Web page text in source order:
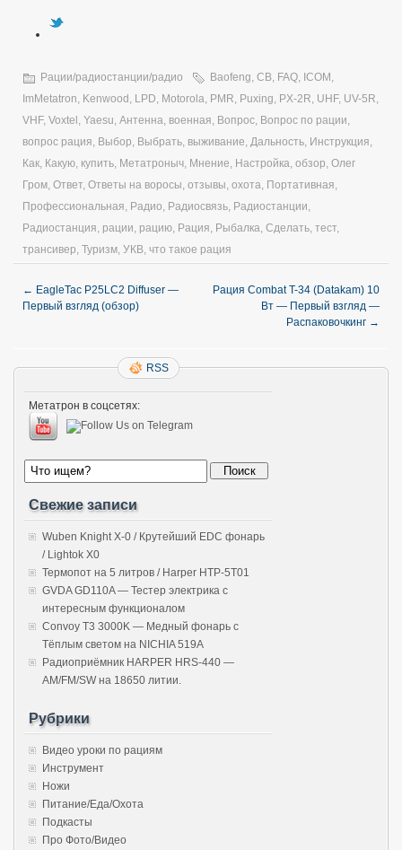
Рации/радиостанции/радио Baofeng CB FAQ ICOM
ImMetatron Kenwood LPD Motorola PMR Puxing PX-2R UHF, UV-5R
VHF, Voxtel Yaesu Антенна военная Вопрос Вопрос по рации
вопрос рация Выбор Выбрать выживание Дальность Инструкция
Как Какую купить Метатроныч Мнение Настройка обзор Олег
Гром Ответ Ответы на воросы отзывы охота Портативная
Профессиональная Радио Радиосвязь Радиостанции
Радиостанция рации рацию Рация Рыбалка Сделать тест
трансивер Туризм УКВ что такое рация
← EagleTac P25LC2 Diffuser —
Первый взгляд (обзор)
Рация Combat T-34 (Datakam) 10
Вт — Первый взгляд —
Распаковочкинг →
RSS
Метатрон в соцсетях:
Свежие записи
Wuben Knight X-0 / Крутейший EDC фонарь
/ Lightok X0
Термопот на 5 литров / Harper HTP-5T01
GVDA GD110A — Тестер электрика с
интересным функционалом
Convoy T3 3000K — Медный фонарь с
Тёплым светом на NICHIA 519A
Радиоприёмник HARPER HRS-440 —
AM/FM/SW на 18650 литии.
Рубрики
Видео уроки по рациям
Инструмент
Ножи
Питание/Еда/Охота
Подкасты
Про Фото/Видео